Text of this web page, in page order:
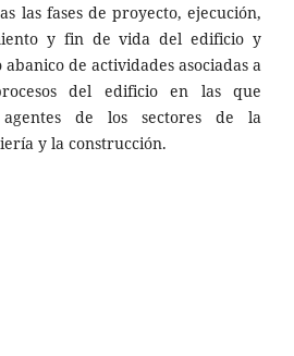
las fases de proyecto, ejecución,
y fin de vida del edificio y
de actividades asociadas a
del edificio en las que
de los sectores de la
y la construcción.